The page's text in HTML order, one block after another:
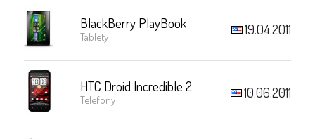
BlackBerry PlayBook
Tablety 19.04.2011
HTC Droid Incredible 2
Telefony 10.06.2011